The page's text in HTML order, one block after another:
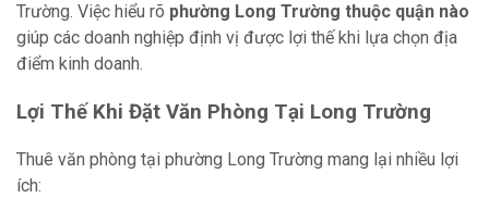
Trường. Việc hiểu rõ phường Long Trường thuộc quận nào
giúp các doanh nghiệp định vị được lợi thế khi lựa chọn địa
điểm kinh doanh.
Lợi Thế Khi Đặt Văn Phòng Tại Long Trường
Thuê văn phòng tại phường Long Trường mang lại nhiều lợi
ích: